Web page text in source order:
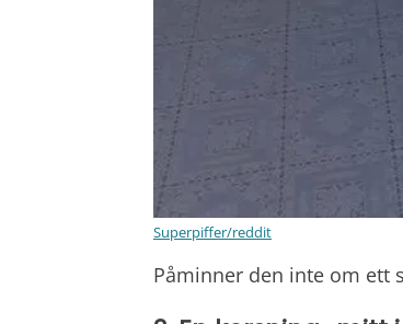
Superpiffer/reddit
Påminner den inte om ett